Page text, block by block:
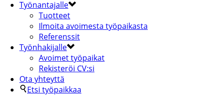
Työnantajalle
Tuotteet
Ilmoita avoimesta työpaikasta
Referenssit
Työnhakijalle
Avoimet työpaikat
Rekisteröi CV:si
Ota yhteyttä
Etsi työpaikkaa